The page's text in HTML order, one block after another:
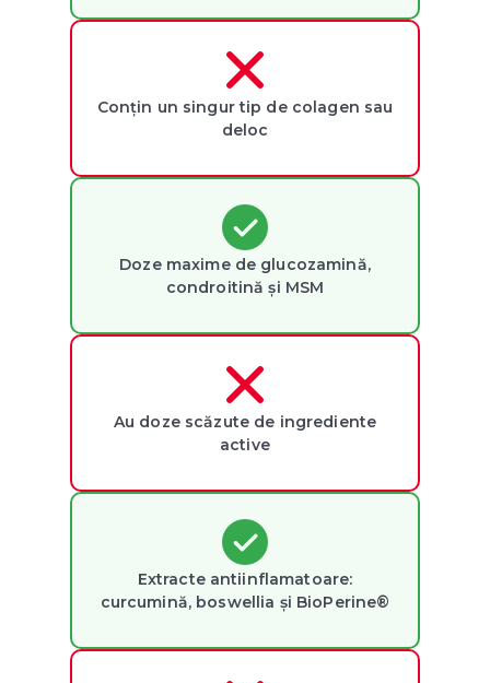
Conțin un singur tip de colagen sau
deloc
Doze maxime de glucozamină,
condroitină și MSM
Au doze scăzute de ingrediente
active
Extracte antiinflamatoare:
curcumină, boswellia și BioPerine®